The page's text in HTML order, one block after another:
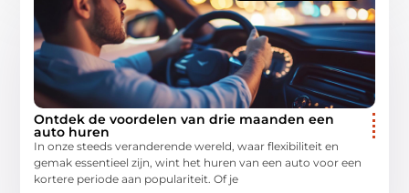
Ontdek de voordelen van drie maanden een
auto huren
In onze steeds veranderende wereld, waar flexibiliteit en
gemak essentieel zijn, wint het huren van een auto voor een
kortere periode aan populariteit. Of je